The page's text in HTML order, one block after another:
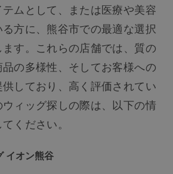
ムとして、または医療や美容
方に、熊谷市での最適な選択
す。これらの店舗では、質の
の多様性、そしてお客様への
しており、高く評価されてい
ィッグ探しの際は、以下の情
ください。
イオン熊谷